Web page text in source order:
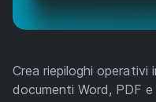
Crea riepiloghi operativi
documenti Word, PDF